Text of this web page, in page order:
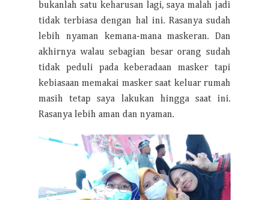
bukanlah satu keharusan lagi, saya malah jadi
tidak terbiasa dengan hal ini. Rasanya sudah
lebih nyaman kemana-mana maskeran. Dan
akhirnya walau sebagian besar orang sudah
tidak peduli pada keberadaan masker tapi
kebiasaan memakai masker saat keluar rumah
masih tetap saya lakukan hingga saat ini.
Rasanya lebih aman dan nyaman.